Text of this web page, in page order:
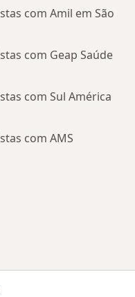
com Amil em São
com Geap Saúde
com Sul América
com AMS